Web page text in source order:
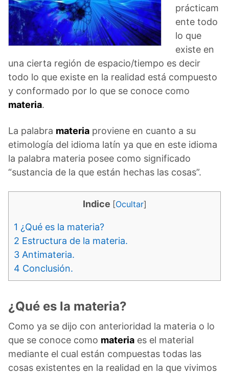
prácticam
ente todo
lo que
existe en
una cierta región de espacio/tiempo es decir
todo lo que existe en la realidad está compuesto
y conformado por lo que se conoce como
materia.
La palabra materia proviene en cuanto a su
etimología del idioma latín ya que en este idioma
la palabra materia posee como significado
“sustancia de la que están hechas las cosas”.
Indice [Ocultar]
1 ¿Qué es la materia?
2 Estructura de la materia.
3 Antimateria.
4 Conclusión.
¿Qué es la materia?
Como ya se dijo con anterioridad la materia o lo
que se conoce como materia es el material
mediante el cual están compuestas todas las
cosas existentes en la realidad en la que vivimos